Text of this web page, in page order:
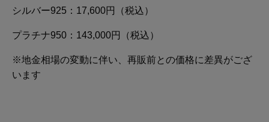
シルバー925：17,600円（税込）
プラチナ950：143,000円（税込）
※地金相場の変動に伴い、再販前との価格に差異がござ
います